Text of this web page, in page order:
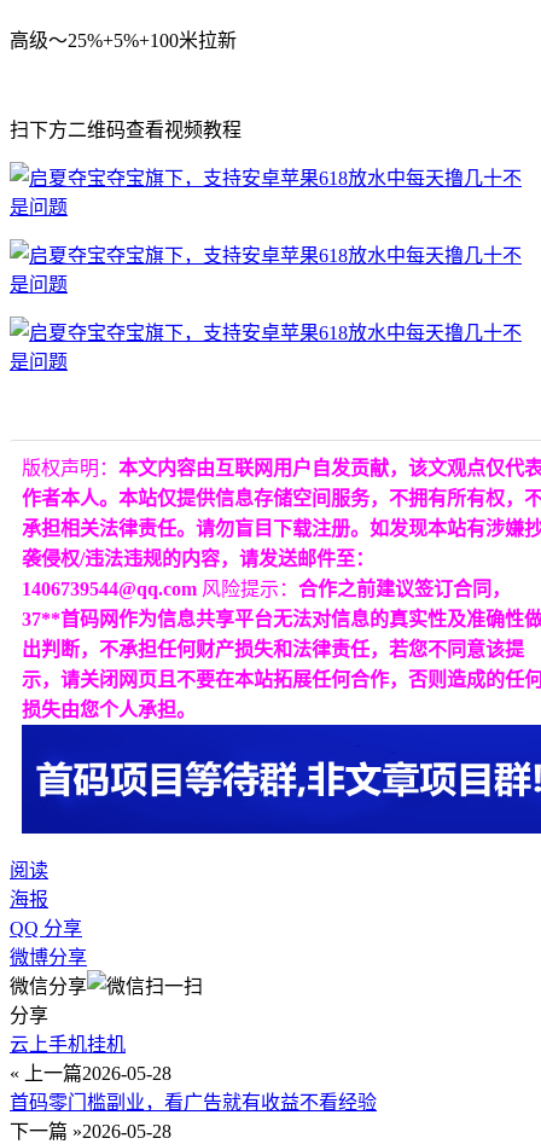
高级～25%+5%+100米拉新
扫下方二维码查看视频教程
版权声明： 本文内容由互联网用户自发贡献，该文观点仅代
作者本人。本站仅提供信息存储空间服务，不拥有所有权，
承担相关法律责任。请勿盲目下载注册。如发现本站有涉嫌
袭侵权/违法违规的内容，请发送邮件至：
1406739544@qq.com 风险提示： 合作之前建议签订合同，
37**首码网作为信息共享平台无法对信息的真实性及准确性
出判断，不承担任何财产损失和法律责任，若您不同意该提
示，请关闭网页且不要在本站拓展任何合作，否则造成的任
损失由您个人承担。
阅读
海报
QQ 分享
微博分享
微信分享
分享
云上手机挂机
« 上一篇2026-05-28
首码零门槛副业，看广告就有收益不看经验
下一篇 »2026-05-28